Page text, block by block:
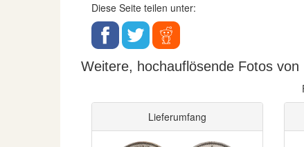
Diese Seite teilen unter:
Weitere, hochauflösende Fotos
Lieferumfang